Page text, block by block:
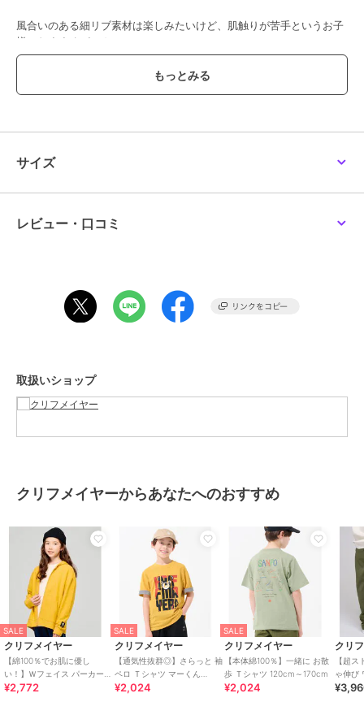
風合いのある細リブ素材は楽しみたいけど、肌触りが苦手というお子
様におすすめパーカー！
表裏の両面違う素材を使用しています。
------------------------------------------
シルエット：スタンダード
生地の厚さ：普通
透け感：なし
伸縮性：ややあり
ケア方法：洗濯機洗い可（ネット使用）
サイズ
レビュー・口コミ
取扱いショップ
クリフメイヤーからあなたへのおすすめ
SALE
クリフメイヤー
【綿100％でお肌に優し
い！】Ｗフェイス パーカー
120cm～170cm
¥2,772
SALE
クリフメイヤー
【通気性抜群◎】さらっと 袖
ペロ Ｔシャツ マーくん
120cm～170cm
¥2,024
SALE
クリフメイヤー
【本体綿100％】一緒に お散
歩 Ｔシャツ 120cm～170cm
¥2,024
クリ
【超
ゃ伸び
ンツ